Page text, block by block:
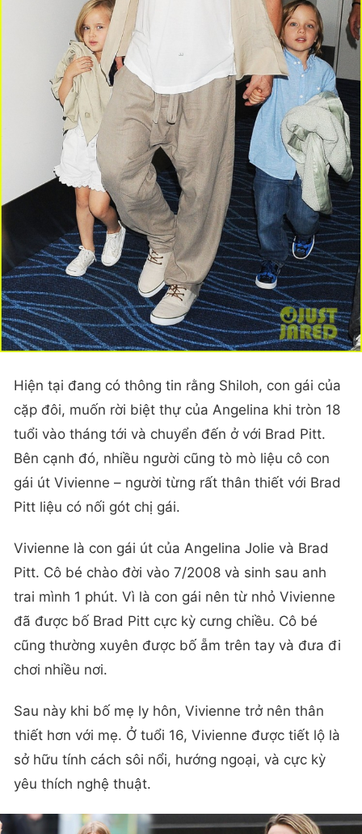
Hiện tại đang có thông tin rằng Shiloh, con gái của
cặp đôi, muốn rời biệt thự của Angelina khi tròn 18
tuổi vào tháng tới và chuyển đến ở với Brad Pitt.
Bên cạnh đó, nhiều người cũng tò mò liệu cô con
gái út Vivienne – người từng rất thân thiết với Brad
Pitt liệu có nối gót chị gái.
Vivienne là con gái út của Angelina Jolie và Brad
Pitt. Cô bé chào đời vào 7/2008 và sinh sau anh
trai mình 1 phút. Vì là con gái nên từ nhỏ Vivienne
đã được bố Brad Pitt cực kỳ cưng chiều. Cô bé
cũng thường xuyên được bố ẵm trên tay và đưa đi
chơi nhiều nơi.
Sau này khi bố mẹ ly hôn, Vivienne trở nên thân
thiết hơn với mẹ. Ở tuổi 16, Vivienne được tiết lộ là
sở hữu tính cách sôi nổi, hướng ngoại, và cực kỳ
yêu thích nghệ thuật.